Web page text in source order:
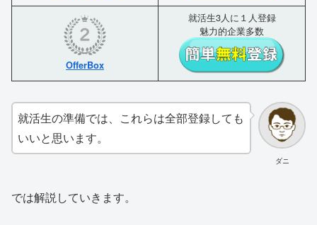
OfferBox
就活生3人に１人登録
魅力的企業多数
ダニ
就活生の準備では、これらは全部登録しても
いいと思います。
では解説していきます。